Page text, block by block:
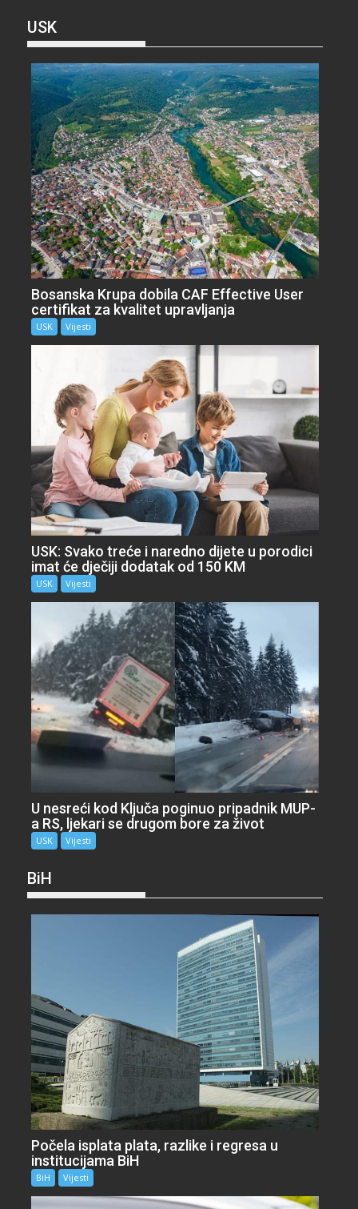
USK
Bosanska Krupa dobila CAF Effective User
certifikat za kvalitet upravljanja
USK Vijesti
USK: Svako treće i naredno dijete u porodici
imat će dječiji dodatak od 150 KM
USK Vijesti
U nesreći kod Ključa poginuo pripadnik MUP-
a RS, ljekari se drugom bore za život
USK Vijesti
BiH
Počela isplata plata, razlike i regresa u
institucijama BiH
BiH Vijesti